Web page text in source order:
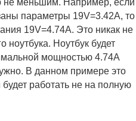
не меньшим. Например, если
параметры 19V=3.42A, то
19V=4.74A. Это никак не
ноутбука. Ноутбук будет
мощностью 4.74А
В данном примере это
работать не на полную